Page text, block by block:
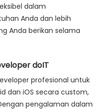
dalam
Anda dan lebih
Anda berikan selama
doIT
profesional untuk
dan iOS secara custom,
pengalaman dalam